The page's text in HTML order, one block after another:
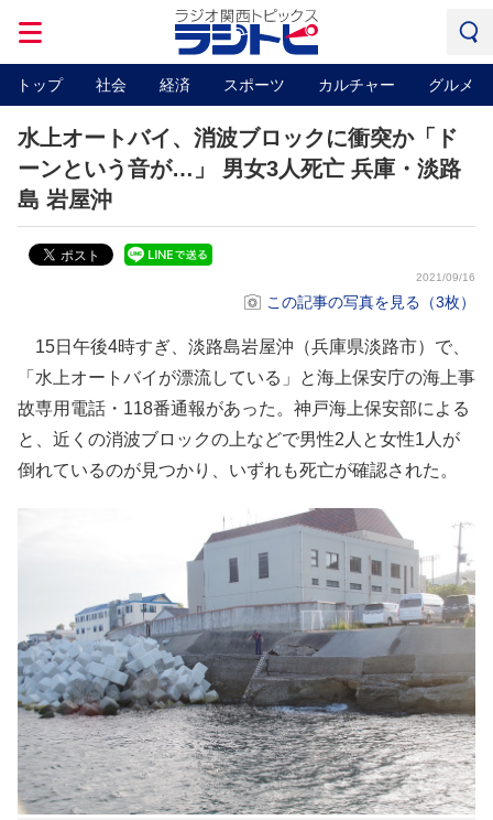
トップ 社会 経済 スポーツ カルチャー グルメ
水上オートバイ、消波ブロックに衝突か「ド
ーンという音が…」 男女3人死亡 兵庫・淡路
島 岩屋沖
2021/09/16
この記事の写真を見る（3枚）
15日午後4時すぎ、淡路島岩屋沖（兵庫県淡路市）で、
「水上オートバイが漂流している」と海上保安庁の海上事
故専用電話・118番通報があった。神戸海上保安部による
と、近くの消波ブロックの上などで男性2人と女性1人が
倒れているのが見つかり、いずれも死亡が確認された。